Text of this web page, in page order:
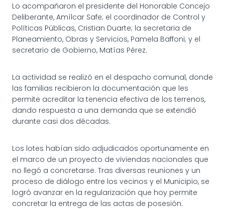
Lo acompañaron el presidente del Honorable Concejo
Deliberante, Amílcar Safe; el coordinador de Control y
Políticas Públicas, Cristian Duarte; la secretaria de
Planeamiento, Obras y Servicios, Pamela Baffoni; y el
secretario de Gobierno, Matías Pérez.
La actividad se realizó en el despacho comunal, donde
las familias recibieron la documentación que les
permite acreditar la tenencia efectiva de los terrenos,
dando respuesta a una demanda que se extendió
durante casi dos décadas.
Los lotes habían sido adjudicados oportunamente en
el marco de un proyecto de viviendas nacionales que
no llegó a concretarse. Tras diversas reuniones y un
proceso de diálogo entre los vecinos y el Municipio, se
logró avanzar en la regularización que hoy permite
concretar la entrega de las actas de posesión.